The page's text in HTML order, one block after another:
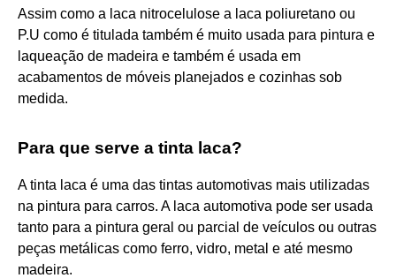
Assim como a laca nitrocelulose a laca poliuretano ou
P.U como é titulada também é muito usada para pintura e
laqueação de madeira e também é usada em
acabamentos de móveis planejados e cozinhas sob
medida.
Para que serve a tinta laca?
A tinta laca é uma das tintas automotivas mais utilizadas
na pintura para carros. A laca automotiva pode ser usada
tanto para a pintura geral ou parcial de veículos ou outras
peças metálicas como ferro, vidro, metal e até mesmo
madeira.